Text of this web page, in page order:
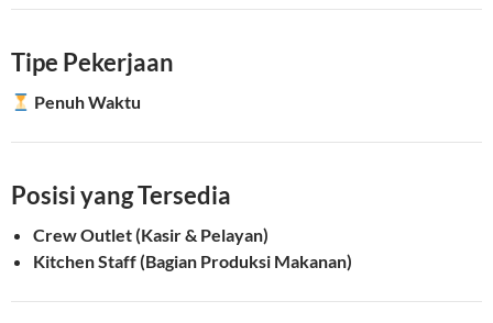
Tipe Pekerjaan
Penuh Waktu
Posisi yang Tersedia
Crew Outlet (Kasir & Pelayan)
Kitchen Staff (Bagian Produksi Makanan)